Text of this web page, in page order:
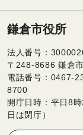
鎌倉市役所
法人番号：
〒248-8686 鎌倉
電話番号：0467-
8700
開庁日時：平日8
日は閉庁）